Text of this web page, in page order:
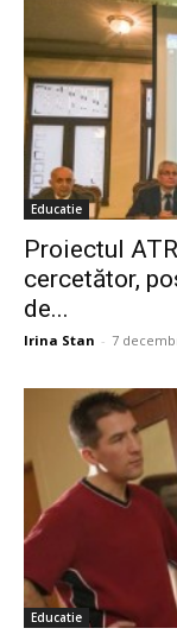
Educatie
Proiectul
cercetător,
de...
Irina Stan - 7
Educatie